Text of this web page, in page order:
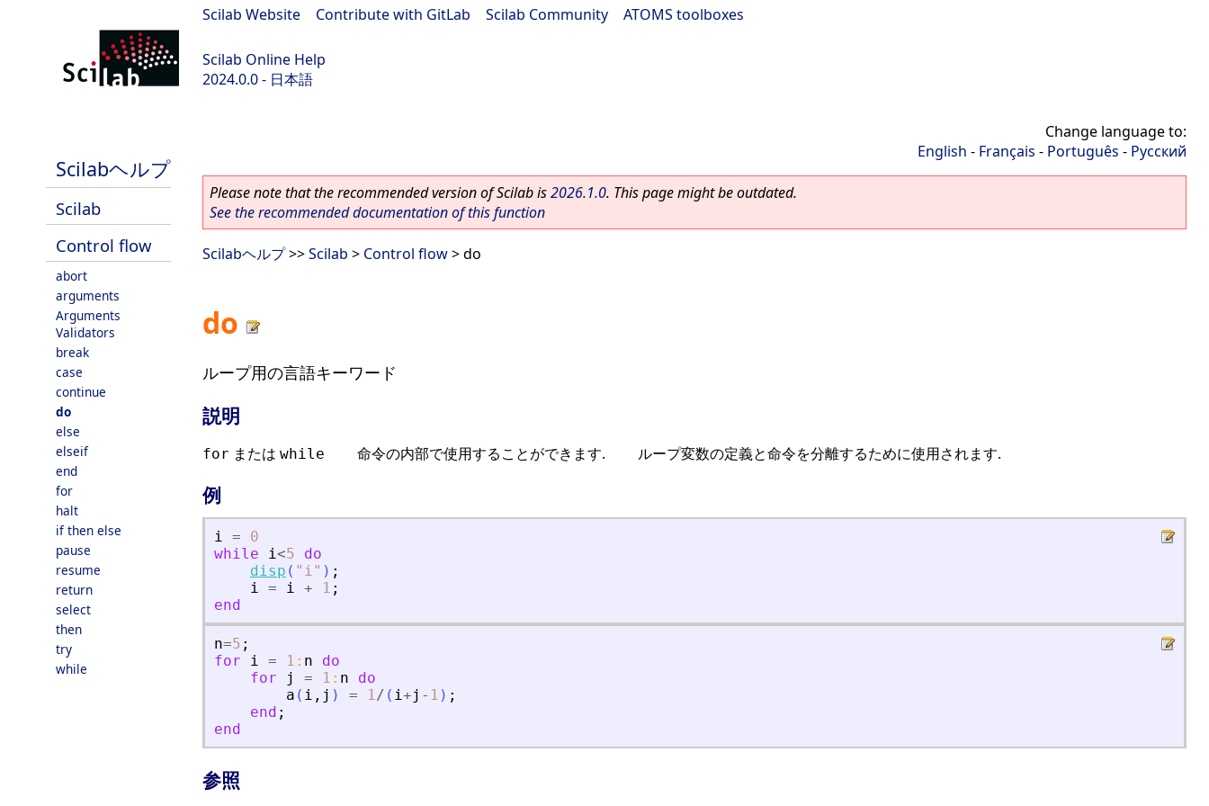
Scilab Website Contribute with GitLab Scilab Community ATOMS toolboxes
Scilab Online Help
2024.0.0 - 日本語
Scilabヘルプ
Scilab
Control flow
abort
arguments
Arguments
Validators
break
case
continue
do
else
elseif
end
for
halt
if then else
pause
resume
return
select
then
try
while
Change language to:
English - Français - Português - Русский
Please note that the recommended version of Scilab is2026.1.0. This page might be outdated.
See the recommended documentation of this function
Scilabヘルプ>>Scilab > Control flow> do
do
ループ用の言語キーワード
説明
for または while 命令の内部で使用することができます. ループ変数の定義と命令を分離するために使用されます.
例
i =
0
while
i<5
do
disp ( " i" ) ;
i = i + 1 ;
end
n=5 ;
for
i = 1 : n
do
for
j = 1 : n
do
a ( i , j ) = 1/ ( i+j - 1 ) ;
end ;
end
参照